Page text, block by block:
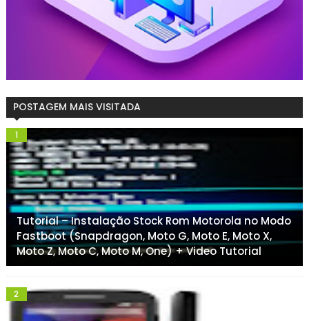
POSTAGEM MAIS VISITADA
Tutorial – Instalação Stock Rom Motorola no Modo
Fastboot (Snapdragon, Moto G, Moto E, Moto X,
Moto Z, Moto C, Moto M, One) + Video Tutorial